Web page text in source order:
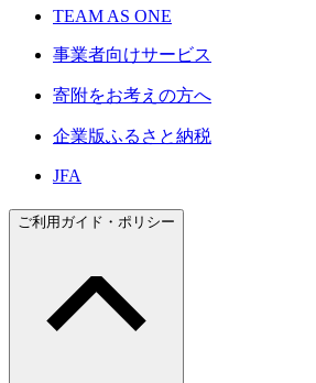
TEAM AS ONE
事業者向けサービス
寄附をお考えの方へ
企業版ふるさと納税
JFA
ご利用ガイド・ポリシー